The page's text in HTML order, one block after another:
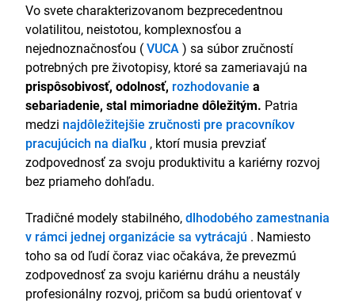
Vo svete charakterizovanom bezprecedentnou
volatilitou, neistotou, komplexnosťou a
nejednoznačnosťou (VUCA) sa súbor zručností
potrebných pre životopisy, ktoré sa zameriavajú na
prispôsobivosť, odolnosť, rozhodovanie a
sebariadenie, stal mimoriadne dôležitým. Patria
medzi najdôležitejšie zručnosti pre pracovníkov
pracujúcich na diaľku , ktorí musia prevziať
zodpovednosť za svoju produktivitu a kariérny rozvoj
bez priameho dohľadu.
Tradičné modely stabilného,dlhodobého zamestnania
v rámci jednej organizácie sa vytrácajú . Namiesto
toho sa od ľudí čoraz viac očakáva, že prevezmú
zodpovednosť za svoju kariérnu dráhu a neustály
profesionálny rozvoj, pričom sa budú orientovať v